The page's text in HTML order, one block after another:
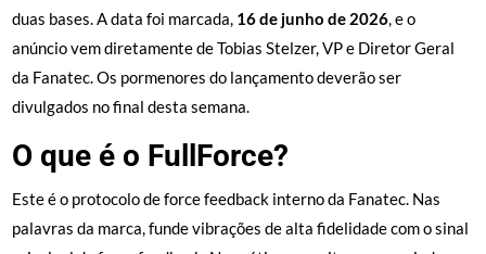
duas bases. A data foi marcada, 16 de junho de 2026, e o
anúncio vem diretamente de Tobias Stelzer, VP e Diretor Geral
da Fanatec. Os pormenores do lançamento deverão ser
divulgados no final desta semana.
O que é o FullForce?
Este é o protocolo de force feedback interno da Fanatec. Nas
palavras da marca, funde vibrações de alta fidelidade com o sinal